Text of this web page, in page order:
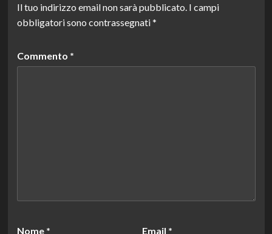
Il tuo indirizzo email non sarà pubblicato. I campi
obbligatori sono contrassegnati*
Commento *
Nome * Email *